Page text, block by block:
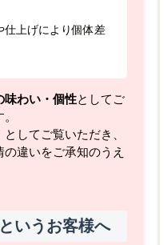
仕上げにより個体差
味わい・個性としてご
してご覧いただき、
違いをご承知のうえ
いうお客様へ